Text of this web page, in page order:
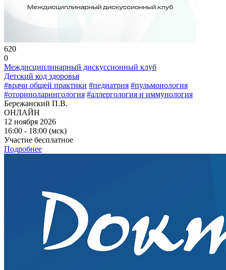
620
0
Междисциплинарный дискуссионный клуб
Детский код здоровья
#врачи общей практики #педиатрия #пульмонология
#оториноларингология #аллергология и иммунология
Бережанский П.В.
ОНЛАЙН
12 ноября 2026
16:00 - 18:00 (мск)
Участие бесплатное
Подробнее